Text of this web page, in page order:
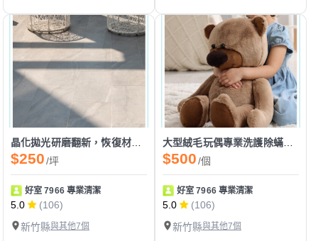
晶化拋光研磨翻新，恢復材質原有平整光澤度
$250/坪
好室 7966 專業清潔
5.0
(106)
新竹縣與其他7個
大型絨毛玩偶專業洗護除蟎殺菌，蓬鬆手感潔淨如新
$500/個
好室 7966 專業清潔
5.0
(106)
新竹縣與其他7個